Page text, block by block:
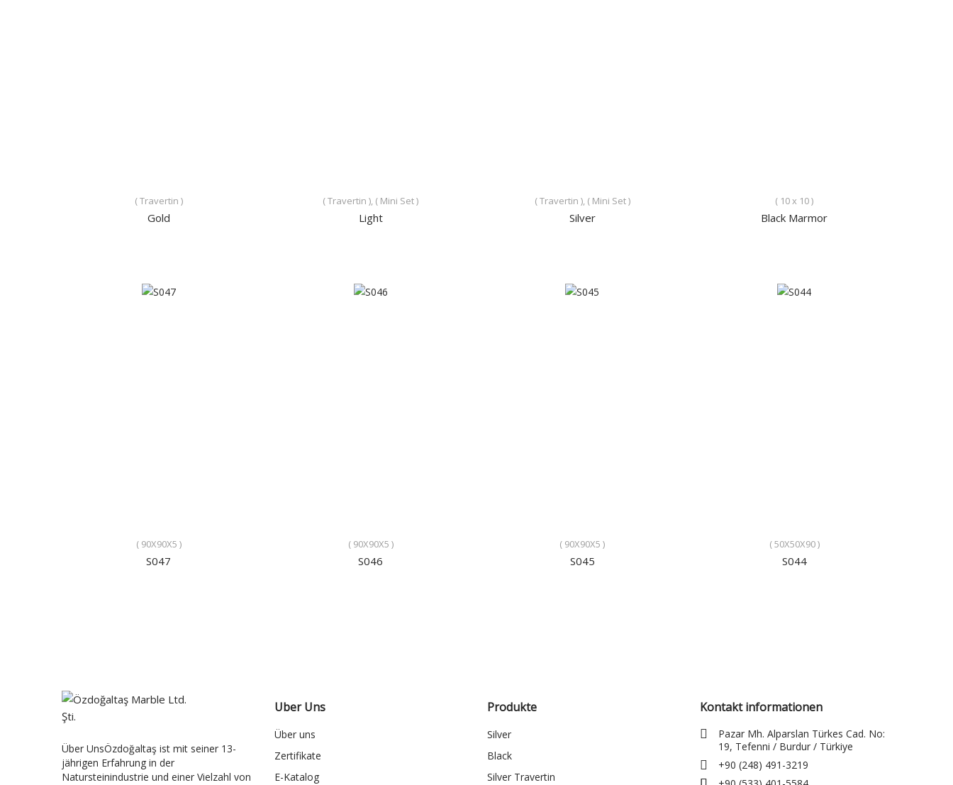
( Travertin )
Gold
( Travertin ), ( Mini Set )
Light
( Travertin ), ( Mini Set )
Silver
( 10 x 10 )
Black Marmor
( 90X90X5 )
S047
( 90X90X5 )
S046
( 90X90X5 )
S045
( 50X50X90 )
S044
Über UnsÖzdoğaltaş ist mit seiner 13-
jährigen Erfahrung in der
Natursteinindustrie und einer Vielzahl von
Uber Uns
Über uns
Zertifikate
E-Katalog
Produkte
Silver
Black
Silver Travertin
Kontakt informationen
Pazar Mh. Alparslan Türkes Cad. No:
19, Tefenni / Burdur / Türkiye
+90 (248) 491-3219